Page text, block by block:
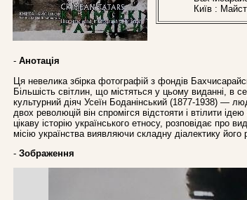
Київ :
- Анотація
Ця невелика збірка фотографій з фондів
Більшість світлин, що містяться у цьому виданні, в
культурний діяч Усеїн Боданінський (1877-1938) —
двох революцій він спромігся відстояти і втілити
цікаву історію українського етносу, розповідає про
місію українства виявляючи складну діалектику
- Зображення